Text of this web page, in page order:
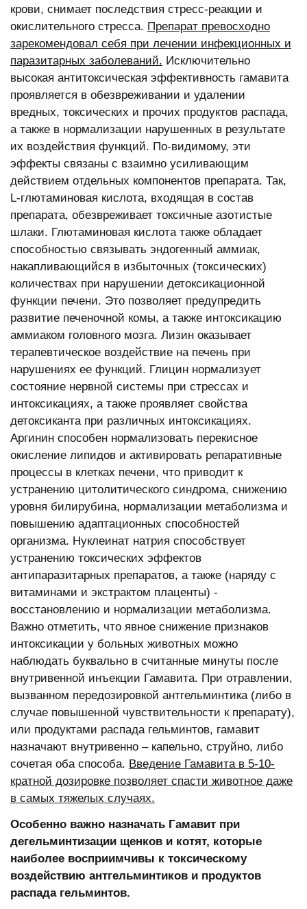
крови, снимает последствия стресс-реакции и
окислительного стресса. Препарат превосходно
зарекомендовал себя при лечении инфекционных и
паразитарных заболеваний. Исключительно
высокая антитоксическая эффективность гамавита
проявляется в обезвреживании и удалении
вредных, токсических и прочих продуктов распада,
а также в нормализации нарушенных в результате
их воздействия функций. По-видимому, эти
эффекты связаны с взаимно усиливающим
действием отдельных компонентов препарата. Так,
L-глютаминовая кислота, входящая в состав
препарата, обезвреживает токсичные азотистые
шлаки. Глютаминовая кислота также обладает
способностью связывать эндогенный аммиак,
накапливающийся в избыточных (токсических)
количествах при нарушении детоксикационной
функции печени. Это позволяет предупредить
развитие печеночной комы, а также интоксикацию
аммиаком головного мозга. Лизин оказывает
терапевтическое воздействие на печень при
нарушениях ее функций. Глицин нормализует
состояние нервной системы при стрессах и
интоксикациях, а также проявляет свойства
детоксиканта при различных интоксикациях.
Аргинин способен нормализовать перекисное
окисление липидов и активировать репаративные
процессы в клетках печени, что приводит к
устранению цитолитического синдрома, снижению
уровня билирубина, нормализации метаболизма и
повышению адаптационных способностей
организма. Нуклеинат натрия способствует
устранению токсических эффектов
антипаразитарных препаратов, а также (наряду с
витаминами и экстрактом плаценты) -
восстановлению и нормализации метаболизма.
Важно отметить, что явное снижение признаков
интоксикации у больных животных можно
наблюдать буквально в считанные минуты после
внутривенной инъекции Гамавита. При отравлении,
вызванном передозировкой антгельминтика (либо в
случае повышенной чувствительности к препарату),
или продуктами распада гельминтов, гамавит
назначают внутривенно – капельно, струйно, либо
сочетая оба способа. Введение Гамавита в 5-10-
кратной дозировке позволяет спасти животное даже
в самых тяжелых случаях.
Особенно важно назначать Гамавит при
дегельминтизации щенков и котят, которые
наиболее восприимчивы к токсическому
воздействию антгельминтиков и продуктов
распада гельминтов.